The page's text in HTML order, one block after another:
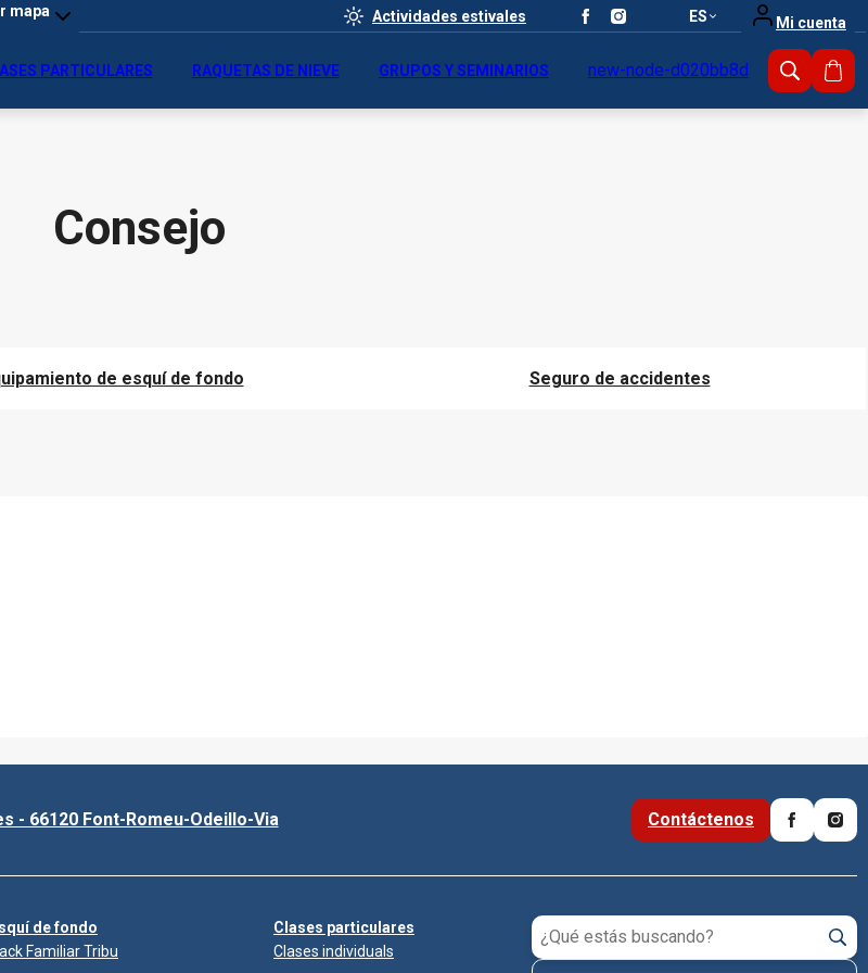
mapa Actividades estivales ES Mi cuenta
PARTICULARES RAQUETAS DE NIEVE GRUPOS Y SEMINARIOS new-node-d020bb8d Mi
Consejo
de esquí de fondo Seguro de accidentes
- 66120 Font-Romeu-Odeillo-Via Contáctenos
de fondo
Familiar Tribu
Clases particulares
Clases individuals